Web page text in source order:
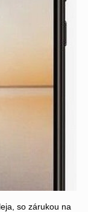
so zárukou na